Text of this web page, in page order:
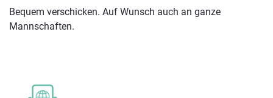
Bequem verschicken. Auf Wunsch auch an ganze
Mannschaften.